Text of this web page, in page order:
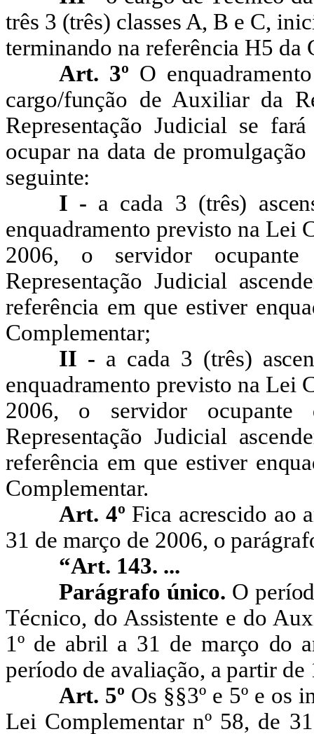
três 3 (três) classes A, B e C,
terminando na referência H5 da
Art. 3º O
cargo/função de Auxiliar da
Representação Judicial se
ocupar na data de
seguinte:
I - a cada 3 (três)
enquadramento previsto na Lei
2006, o servidor
Representação Judicial
referência em que estiver
Complementar;
II - a cada 3 (três)
enquadramento previsto na Lei
2006, o servidor ocupante
Representação Judicial
referência em que estiver
Complementar.
Art. 4º Fica acrescido ao
31 de março de 2006, o
“Art. 143. ...
Parágrafo único. O
Técnico, do Assistente e do
1º de abril a 31 de março do
período de avaliação, a partir de
Art. 5º Os §§3º e 5º e os
Lei Complementar nº 58, de